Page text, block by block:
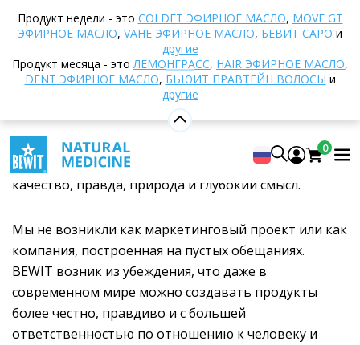
Продукт недели - это COLDET ЭФИРНОЕ МАСЛО, MOVE GT
ЭФИРНОЕ МАСЛО, VAHE ЭФИРНОЕ МАСЛО, БЕВИТ САРО и
другие
Продукт месяца - этоЛЕМОНГРАСС, HAIR ЭФИРНОЕ МАСЛО,
DENT ЭФИРНОЕ МАСЛО, БЬЮИТ ПРАВТЕЙН ВОЛОСЫ и
другие
0
О BEWIT
BEWIT NATURAL MEDICINE
BEWIT – это европейский бренд со штаб-квартирой
в Чешской Республике, который объединяет
единомышленников – людей, для которых важны
качество, правда, природа и глубокий смысл.
Мы не возникли как маркетинговый проект или как
компания, построенная на пустых обещаниях.
BEWIT возник из убеждения, что даже в
современном мире можно создавать продукты
более честно, правдиво и с большей
ответственностью по отношению к человеку и